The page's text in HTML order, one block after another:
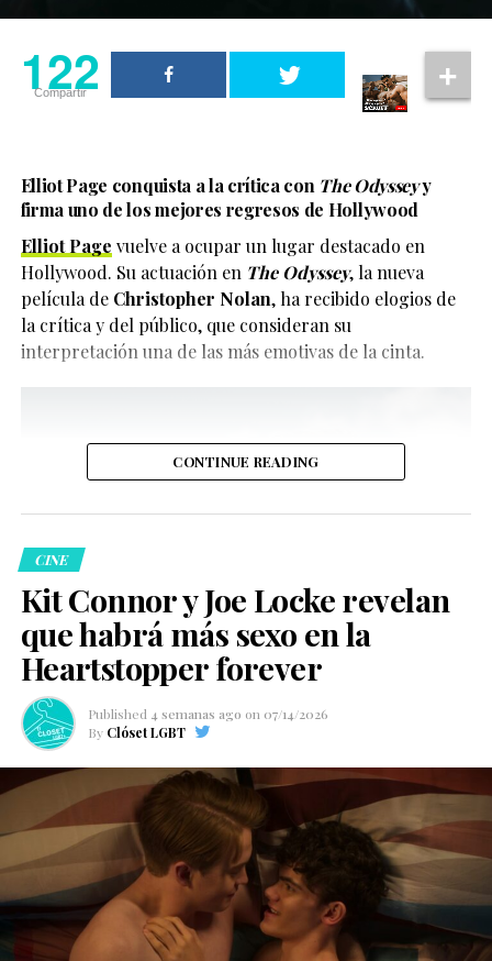
122
Compartir
Elliot Page conquista a la crítica con The Odysseyy
firma uno de los mejores regresos de Hollywood
Elliot Page vuelve a ocupar un lugar destacado en
Hollywood. Su actuación en The Odyssey, la nueva
película de Christopher Nolan, ha recibido elogios de
la crítica y del público, que consideran su
interpretación una de las más emotivas de la cinta.
CONTINUE READING
CINE
Kit Connor y Joe Locke revelan
que habrá más sexo en la
Heartstopper forever
Published 4 semanas ago on 07/14/2026
By Clóset LGBT